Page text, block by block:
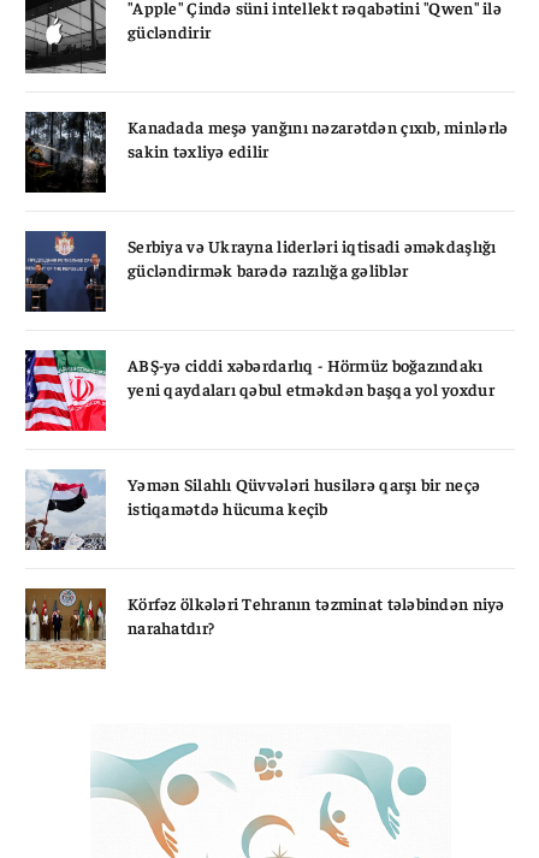
"Apple" Çində süni intellekt rəqabətini "Qwen" ilə
gücləndirir
Kanadada meşə yanğını nəzarətdən çıxıb, minlərlə
sakin təxliyə edilir
Serbiya və Ukrayna liderləri iqtisadi əməkdaşlığı
gücləndirmək barədə razılığa gəliblər
ABŞ-yə ciddi xəbərdarlıq - Hörmüz boğazındakı
yeni qaydaları qəbul etməkdən başqa yol yoxdur
Yəmən Silahlı Qüvvələri husilərə qarşı bir neçə
istiqamətdə hücuma keçib
Körfəz ölkələri Tehranın təzminat tələbindən niyə
narahatdır?